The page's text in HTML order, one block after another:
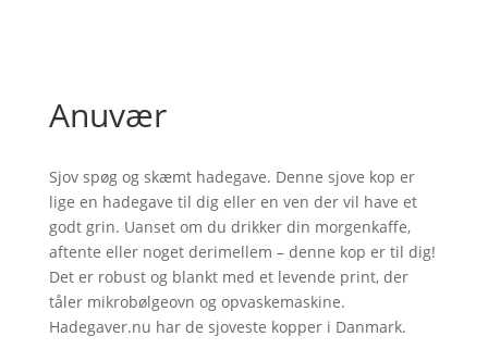
Anuvær
Sjov spøg og skæmt hadegave. Denne sjove kop er
lige en hadegave til dig eller en ven der vil have et
godt grin. Uanset om du drikker din morgenkaffe,
aftente eller noget derimellem – denne kop er til dig!
Det er robust og blankt med et levende print, der
tåler mikrobølgeovn og opvaskemaskine.
Hadegaver.nu har de sjoveste kopper i Danmark.